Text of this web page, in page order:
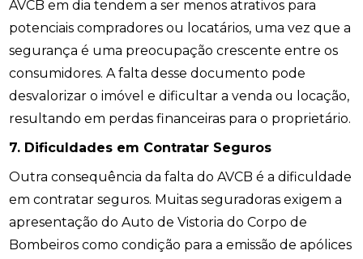
AVCB em dia tendem a ser menos atrativos para
potenciais compradores ou locatários, uma vez que a
segurança é uma preocupação crescente entre os
consumidores. A falta desse documento pode
desvalorizar o imóvel e dificultar a venda ou locação,
resultando em perdas financeiras para o proprietário.
7. Dificuldades em Contratar Seguros
Outra consequência da falta do AVCB é a dificuldade
em contratar seguros. Muitas seguradoras exigem a
apresentação do Auto de Vistoria do Corpo de
Bombeiros como condição para a emissão de apólices